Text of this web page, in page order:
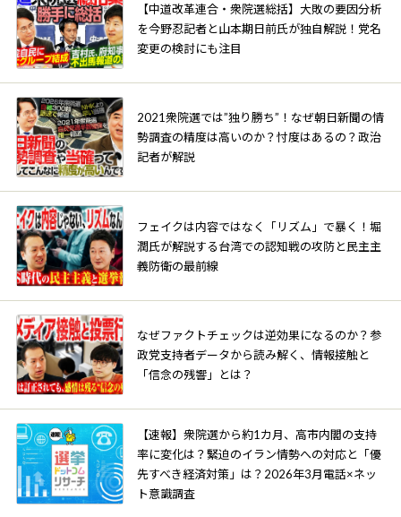
【中道改革連合・衆院選総括】大敗の要因分析
を今野忍記者と山本期日前氏が独自解説！党名
変更の検討にも注目
2021衆院選では”独り勝ち”！なぜ朝日新聞の情
勢調査の精度は高いのか？忖度はあるの？政治
記者が解説
フェイクは内容ではなく「リズム」で暴く！堀
潤氏が解説する台湾での認知戦の攻防と民主主
義防衛の最前線
なぜファクトチェックは逆効果になるのか？参
政党支持者データから読み解く、情報接触と
「信念の残響」とは？
【速報】衆院選から約1カ月、高市内閣の支持
率に変化は？緊迫のイラン情勢への対応と「優
先すべき経済対策」は？2026年3月電話×ネッ
ト意識調査